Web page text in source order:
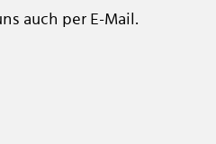
auch per E-Mail.